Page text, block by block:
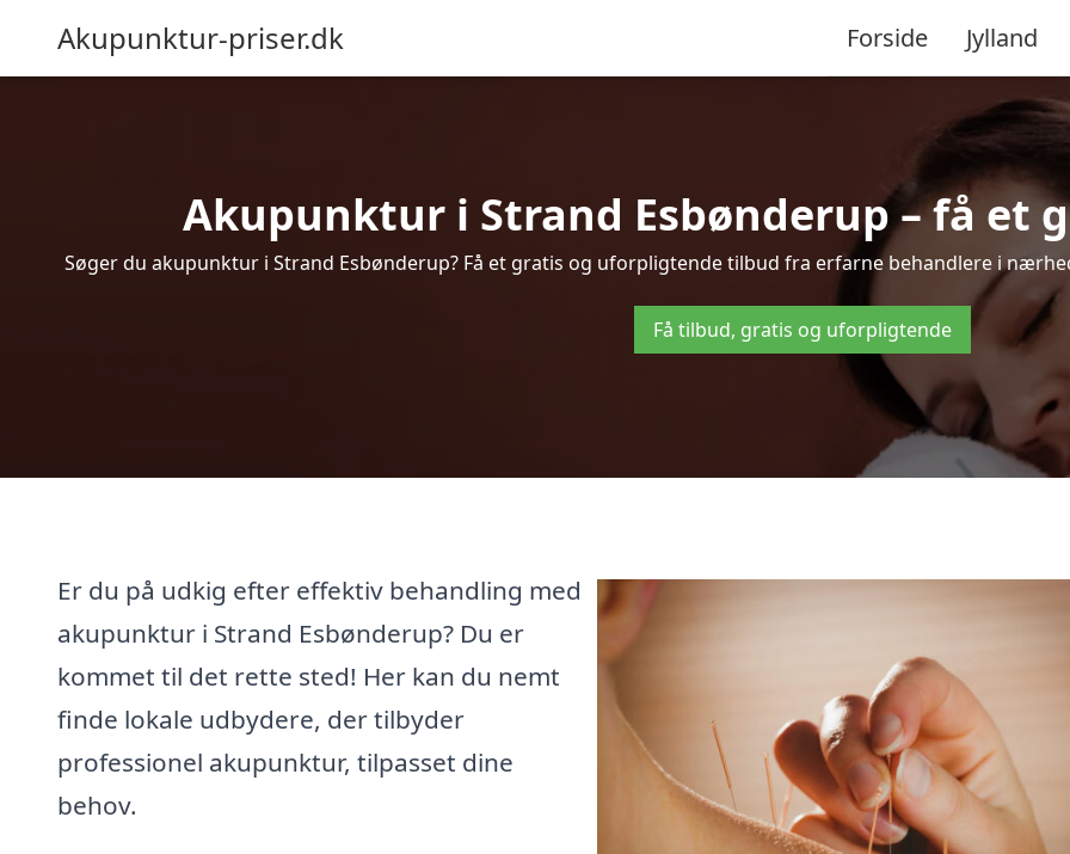
Akupunktur-priser.dk Forside Jylland
Akupunktur i Strand Esbønderup – få et
Søger du akupunktur i Strand Esbønderup? Få et gratis og uforpligtende tilbud fra erfarne behandlere i
Få tilbud, gratis og uforpligtende
Er du på udkig efter effektiv behandling med
akupunktur i Strand Esbønderup? Du er
kommet til det rette sted! Her kan du nemt
finde lokale udbydere, der tilbyder
professionel akupunktur, tilpasset dine
behov.